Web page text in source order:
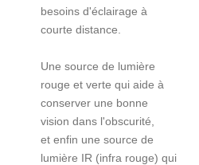
besoins d'éclairage à
courte distance.
Une source de lumière
rouge et verte qui aide à
conserver une bonne
vision dans l'obscurité,
et enfin une source de
lumière IR (infra rouge) qui